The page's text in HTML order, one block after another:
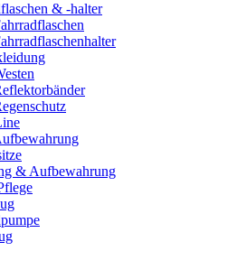
& -halter
& Aufbewahrung